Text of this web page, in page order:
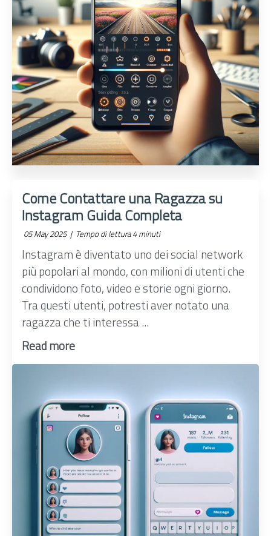
Come Contattare una Ragazza su
Instagram Guida Completa
05 May 2025 | Tempo di lettura 4 minuti
Instagram è diventato uno dei social network
più popolari al mondo, con milioni di utenti che
condividono foto, video e storie ogni giorno.
Tra questi utenti, potresti aver notato una
ragazza che ti interessa ...
Read more